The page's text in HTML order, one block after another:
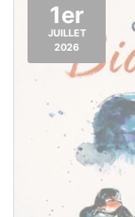
1er
JUILLET
2026